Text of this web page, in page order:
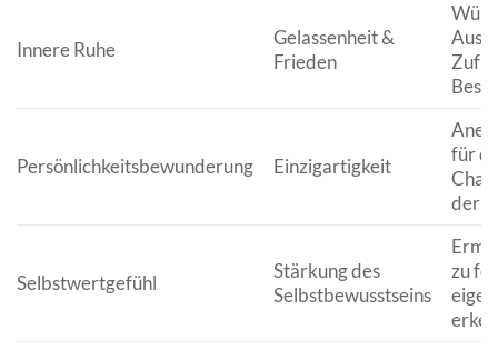
Innere Ruhe
Gelassenheit &
Frieden
Persönlichkeitsbewunderung Einzigartigkeit
für
der
Selbstwertgefühl
Stärkung des
Selbstbewusstseins
zu